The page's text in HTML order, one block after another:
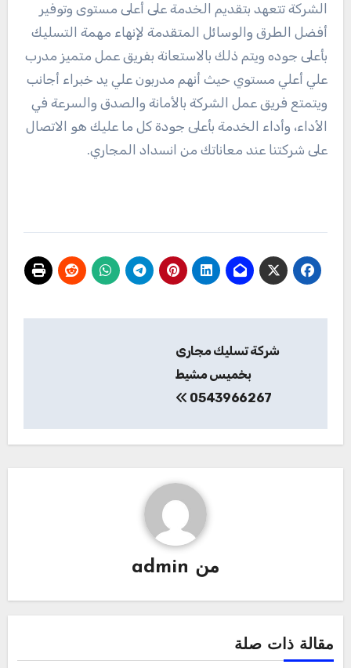
الشركة تتعهد بتقديم الخدمة على أعلى مستوى وتوفير
أفضل الطرق والوسائل المتقدمة لإنهاء مهمة التسليك
بأعلى جوده ويتم ذلك بالاستعانة بفريق عمل متميز مدرب
علي أعلي مستوي حيث أنهم مدربون علي يد خبراء أجانب
ويتمتع فريق عمل الشركة بالأمانة والصدق والسرعة في
الأداء، وأداء الخدمة بأعلى جودة كل ما عليك هو الاتصال
على شركتنا عند معاناتك من انسداد المجاري.
المقالات
شركة تسليك مجارى
بخميس مشيط
0543966267
من admin
مقالة ذات صلة